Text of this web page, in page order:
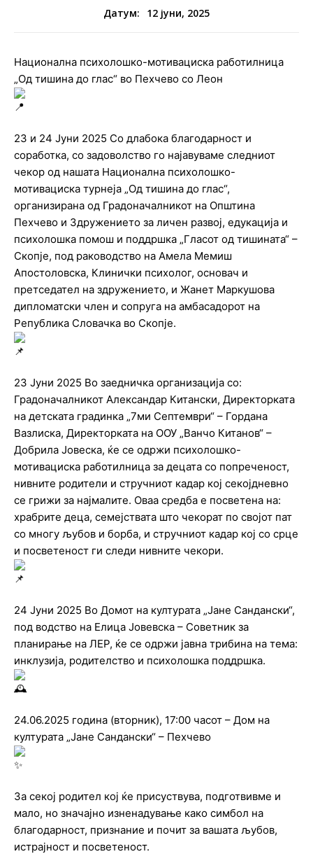
Датум: 12 јуни, 2025
Национална психолошко-мотивациска работилница
„Од тишина до глас“ во Пехчево со Леон
23 и 24 Јуни 2025 Со длабока благодарност и
соработка, со задоволство го најавуваме следниот
чекор од нашата Национална психолошко-
мотивациска турнеја „Од тишина до глас“,
организирана од Градоначалникот на Општина
Пехчево и Здружението за личен развој, едукација и
психолошка помош и поддршка „Гласот од тишината“ –
Скопје, под раководство на Амела Мемиш
Апостоловска, Клинички психолог, основач и
претседател на здружението, и Жанет Маркушова
дипломатски член и сопруга на амбасадорот на
Република Словачка во Скопје.
23 Јуни 2025 Во заедничка организација со:
Градоначалникот Александар Китански, Директорката
на детската градинка „7ми Септември“ – Гордана
Вазлиска, Директорката на ООУ „Ванчо Китанов“ –
Добрила Јовеска, ќе се одржи психолошко-
мотивациска работилница за децата со попреченост,
нивните родители и стручниот кадар кој секојдневно
се грижи за најмалите. Оваа средба е посветена на:
храбрите деца, семејствата што чекорат по својот пат
со многу љубов и борба, и стручниот кадар кој со срце
и посветеност ги следи нивните чекори.
24 Јуни 2025 Во Домот на културата „Јане Сандански“,
под водство на Елица Јовевска – Советник за
планирање на ЛЕР, ќе се одржи јавна трибина на тема:
инклузија, родителство и психолошка поддршка.
24.06.2025 година (вторник), 17:00 часот – Дом на
културата „Јане Сандански“ – Пехчево
За секој родител кој ќе присуствува, подготвивме и
мало, но значајно изненадување како симбол на
благодарност, признание и почит за вашата љубов,
истрајност и посветеност.